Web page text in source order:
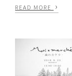
READ MORE ›